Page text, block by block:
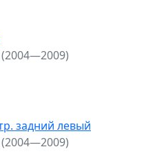
задний левый